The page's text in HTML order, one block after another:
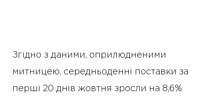
Згідно з даними, оприлюдненими
митницею, середньоденні поставки за
перші 20 днів жовтня зросли на 8,6%